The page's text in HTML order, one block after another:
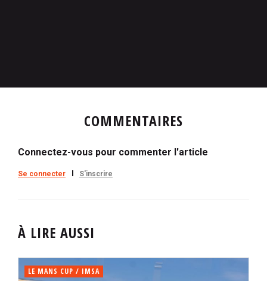
COMMENTAIRES
Connectez-vous pour commenter l'article
Se connecter S'inscrire
À LIRE AUSSI
LE MANS CUP / IMSA